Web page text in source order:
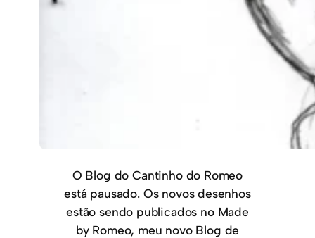
O Blog do Cantinho do Romeo
está pausado. Os novos desenhos
estão sendo publicados no Made
by Romeo, meu novo Blog de